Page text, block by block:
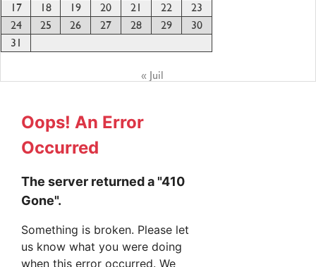
17
18 19 20 21 22
23
24
25 26 27 28 29
30
31
« Juil